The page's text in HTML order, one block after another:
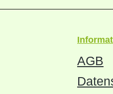
AGB